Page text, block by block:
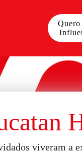
viveram a